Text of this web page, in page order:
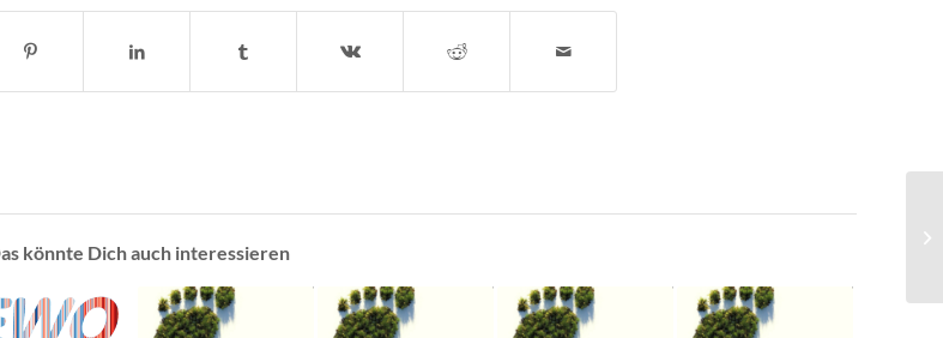
könnte Dich auch interessieren